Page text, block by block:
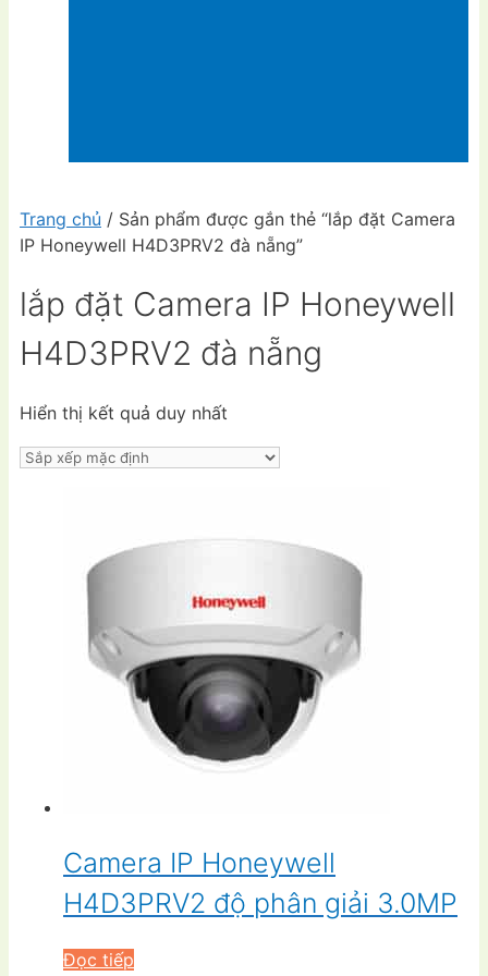
Trang chủ / Sản phẩm được gắn thẻ “lắp đặt Camera
IP Honeywell H4D3PRV2 đà nẵng”
lắp đặt Camera IP Honeywell
H4D3PRV2 đà nẵng
Hiển thị kết quả duy nhất
Camera IP Honeywell
H4D3PRV2 độ phân giải 3.0MP
Đọc tiếp